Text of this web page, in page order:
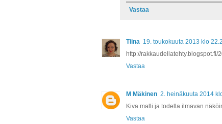
Vastaa
Tiina 19. toukokuuta 2013 klo
http://rakkaudellatehty.blogspot.fi/
Vastaa
M Mäkinen 2. heinäkuuta 2014
Kiva malli ja todella ilmavan
Vastaa